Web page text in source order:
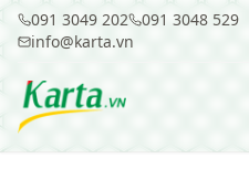
091 3049 202
091 3048 529
info@karta.vn